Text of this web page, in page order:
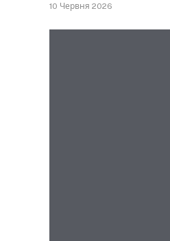
10 Червня 2026